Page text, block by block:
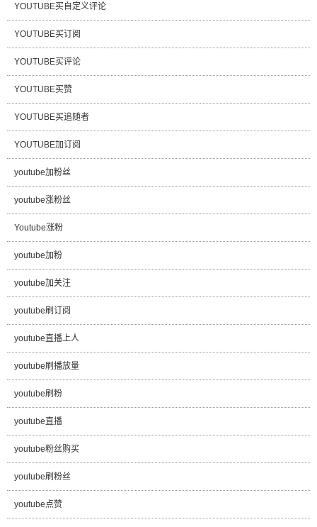
YOUTUBE买自定义评论
YOUTUBE买订阅
YOUTUBE买评论
YOUTUBE买赞
YOUTUBE买追随者
YOUTUBE加订阅
youtube加粉丝
youtube涨粉丝
Youtube涨粉
youtube加粉
youtube加关注
youtube刷订阅
youtube直播上人
youtube刷播放量
youtube刷粉
youtube直播
youtube粉丝购买
youtube刷粉丝
youtube点赞